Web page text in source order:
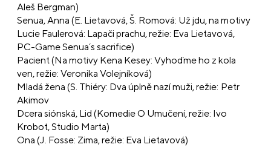
Aleš Bergman)
Senua, Anna (E. Lietavová, Š. Romová: Už jdu, na motivy
Lucie Faulerová: Lapači prachu, režie: Eva Lietavová,
PC-Game Senua´s sacrifice)
Pacient (Na motivy Kena Kesey: Vyhoďme ho z kola
ven, režie: Veronika Volejníková)
Mladá žena (S. Thiéry: Dva úplně nazí muži, režie: Petr
Akimov
Dcera siónská, Lid (Komedie O Umučení, režie: Ivo
Krobot, Studio Marta)
Ona (J. Fosse: Zima, režie: Eva Lietavová)